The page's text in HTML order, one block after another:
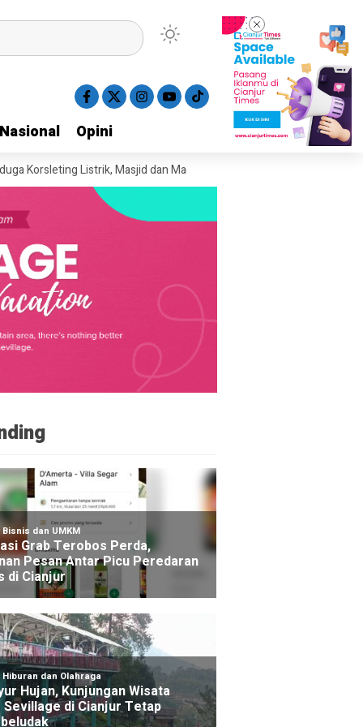
Nasional Opini
Nasional Opini
Listrik, Masjid dan Madrasah di Sukaluyu Cianjur Terbakar,
Cilaku Cianjur Ditemukan Meninggal Dunia di
yang lalu